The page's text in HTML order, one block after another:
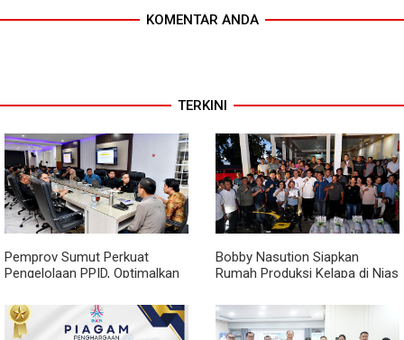
KOMENTAR ANDA
TERKINI
Pemprov Sumut Perkuat
Pengelolaan PPID, Optimalkan
Nomor 2 Tahun 2026
Bobby Nasution Siapkan
Rumah Produksi Kelapa di Nias